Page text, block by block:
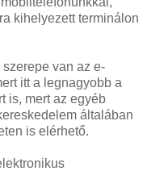
kihelyezett terminálon
van az e-
itt a legnagyobb a
is, mert az egyéb
általában
is elérhető.